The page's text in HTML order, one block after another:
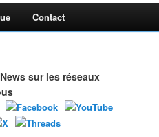
Contact
sur les réseaux